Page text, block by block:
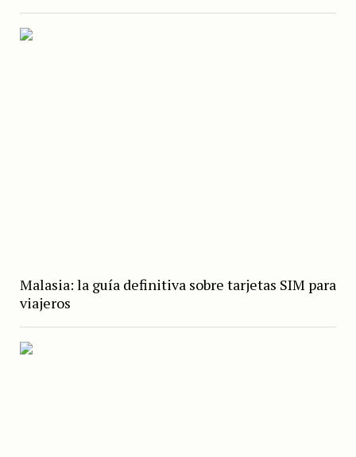
Malasia: la guía definitiva sobre tarjetas SIM para
viajeros